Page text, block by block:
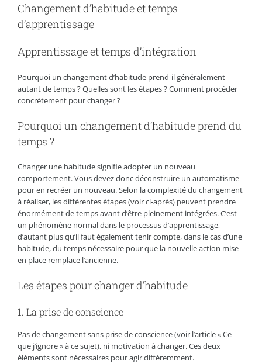
Changement d’habitude et temps
d’apprentissage
Apprentissage et temps d’intégration
Pourquoi un changement d’habitude prend-il généralement
autant de temps ? Quelles sont les étapes ? Comment procéder
concrètement pour changer ?
Pourquoi un changement d’habitude prend du
temps ?
Changer une habitude signifie adopter un nouveau
comportement. Vous devez donc déconstruire un automatisme
pour en recréer un nouveau. Selon la complexité du changement
à réaliser, les différentes étapes (voir ci-après) peuvent prendre
énormément de temps avant d’être pleinement intégrées. C’est
un phénomène normal dans le processus d’apprentissage,
d’autant plus qu’il faut également tenir compte, dans le cas d’une
habitude, du temps nécessaire pour que la nouvelle action mise
en place remplace l’ancienne.
Les étapes pour changer d’habitude
1. La prise de conscience
Pas de changement sans prise de conscience (voir l’article « Ce
que j’ignore » à ce sujet), ni motivation à changer. Ces deux
éléments sont nécessaires pour agir différemment.